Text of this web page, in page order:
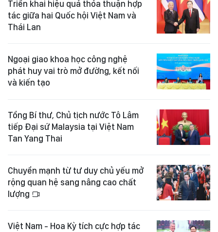
Triển khai hiệu quả thỏa thuận hợp
tác giữa hai Quốc hội Việt Nam và
Thái Lan
Ngoại giao khoa học công nghệ
phát huy vai trò mở đường, kết nối
và kiến tạo
Tổng Bí thư, Chủ tịch nước Tô Lâm
tiếp Đại sứ Malaysia tại Việt Nam
Tan Yang Thai
Chuyển mạnh từ tư duy chủ yếu mở
rộng quan hệ sang nâng cao chất
lượng
Việt Nam - Hoa Kỳ tích cực hợp tác